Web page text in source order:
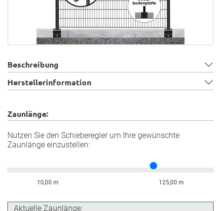
Beschreibung
Herstellerinformation
Zaunlänge:
Nutzen Sie den Schieberegler um Ihre gewünschte
Zaunlänge einzustellen:
Aktuelle Zaunlänge:
10,00 m 125,00 m